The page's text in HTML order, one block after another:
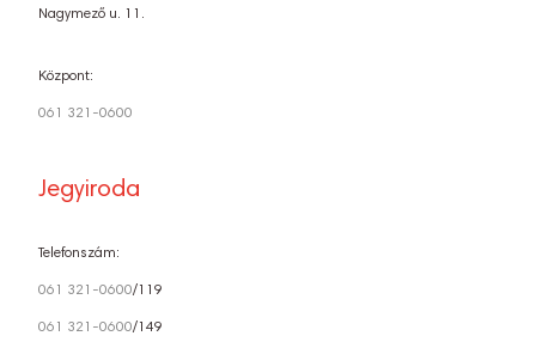
Nagymező u. 11.
Központ:
061 321-0600
Jegyiroda
Telefonszám:
061 321-0600/119
061 321-0600/149